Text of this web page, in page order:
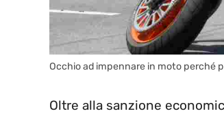
Occhio ad impennare in moto perché
Oltre alla sanzione